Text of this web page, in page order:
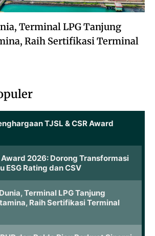
Terminal LPG Tanjung
Raih Sertifikasi Terminal